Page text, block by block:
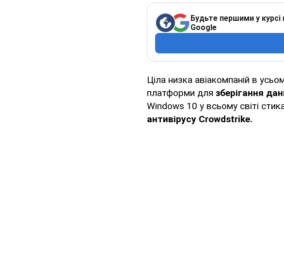
Будьте першими у
Google
Ціла низка авіакомпаній в
платформи для зберігання
Windows 10 у всьому світі
антивірусу Crowdstrike.